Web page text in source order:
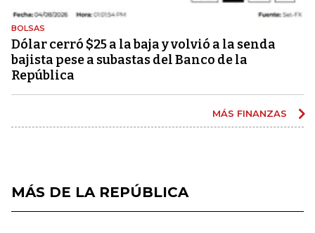
BOLSAS
Dólar cerró $25 a la baja y volvió a la senda
bajista pese a subastas del Banco de la
República
MÁS FINANZAS
MÁS DE LA REPÚBLICA